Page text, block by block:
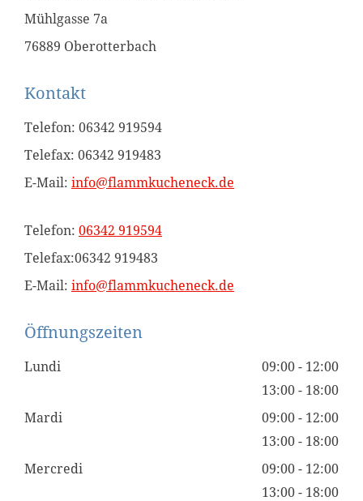
Mühlgasse 7a
76889 Oberotterbach
Kontakt
Telefon: 06342 919594
Telefax: 06342 919483
E-Mail: info@flammkucheneck.de
Telefon: 06342 919594
Telefax:06342 919483
E-Mail: info@flammkucheneck.de
Öffnungszeiten
Lundi
09:00 - 12:00
13:00 - 18:00
Mardi
09:00 - 12:00
13:00 - 18:00
Mercredi
09:00 - 12:00
13:00 - 18:00